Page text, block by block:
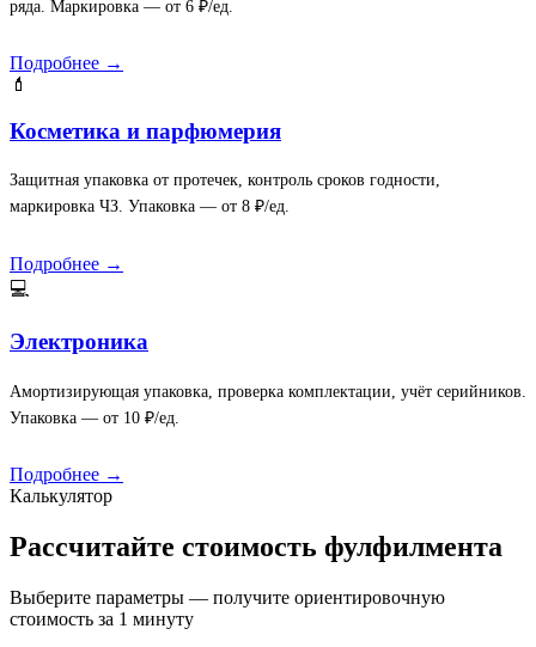
ряда. Маркировка — от 6 ₽/ед.
Подробнее →
💄
Косметика и парфюмерия
Защитная упаковка от протечек, контроль сроков годности,
маркировка ЧЗ. Упаковка — от 8 ₽/ед.
Подробнее →
💻
Электроника
Амортизирующая упаковка, проверка комплектации, учёт серийников.
Упаковка — от 10 ₽/ед.
Подробнее →
Калькулятор
Рассчитайте стоимость фулфилмента
Выберите параметры — получите ориентировочную
стоимость за 1 минуту